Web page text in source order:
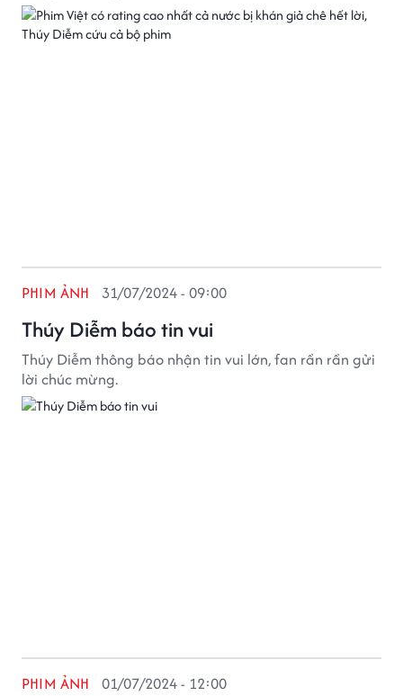
Thúy Diễm báo tin vui
PHIM ẢNH 31/07/2024 - 09:00
Thúy Diễm thông báo nhận tin vui lớn, fan rần rần gửi
lời chúc mừng.
PHIM ẢNH 01/07/2024 - 12:00